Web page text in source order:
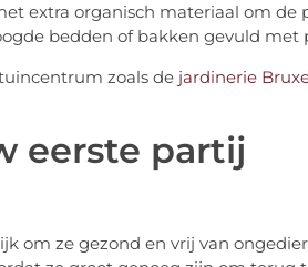
extra organisch materiaal om de
bedden of bakken gevuld met
zoals de jardinerie
eerste partij
om ze gezond en vrij van